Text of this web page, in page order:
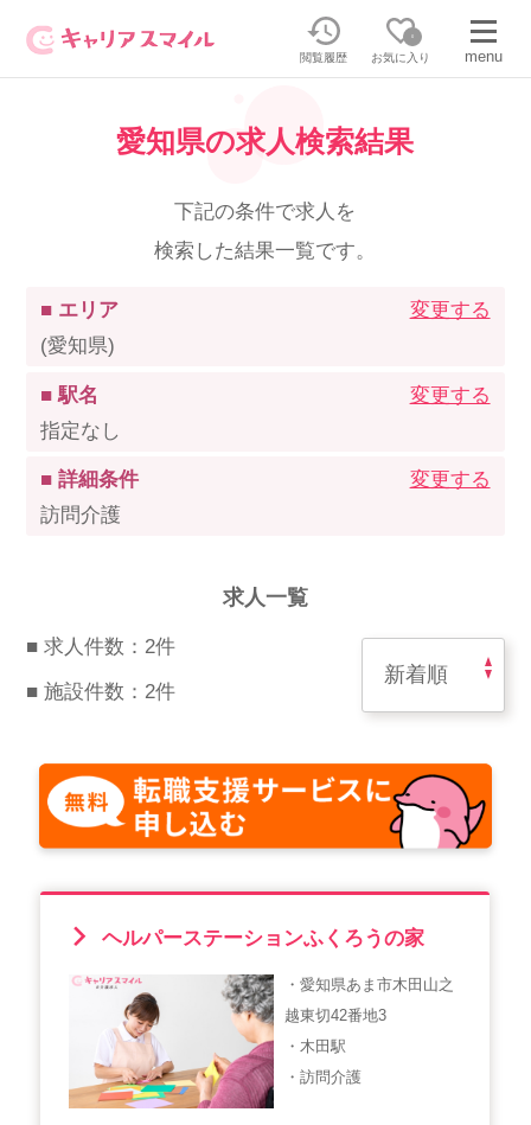
閲覧履歴
0
お気に入り menu
無料相談・お問い合わせはこちら
無料転職相談・お問い合わせの内容を
正社員／パートで働く
派遣で働く
介護の資格取得について
採用担当者様はこちら
正社員・パートの求人を探す
紹介会社を使うメリットについて
介護・看護のお仕事について
利用者の声
WEB勤怠
支店連絡先一覧
会社概要 個人情報保護方針
愛知県の求人検索結果
下記の条件で求人を
検索した結果一覧です。
■ エリア
(愛知県)
変更する
■ 駅名
指定なし
変更する
■ 詳細条件
訪問介護
変更する
求人一覧
■ 求人件数：2件
■ 施設件数：2件
ヘルパーステーションふくろうの家
・愛知県あま市木田山之
越東切42番地3
・木田駅
・訪問介護